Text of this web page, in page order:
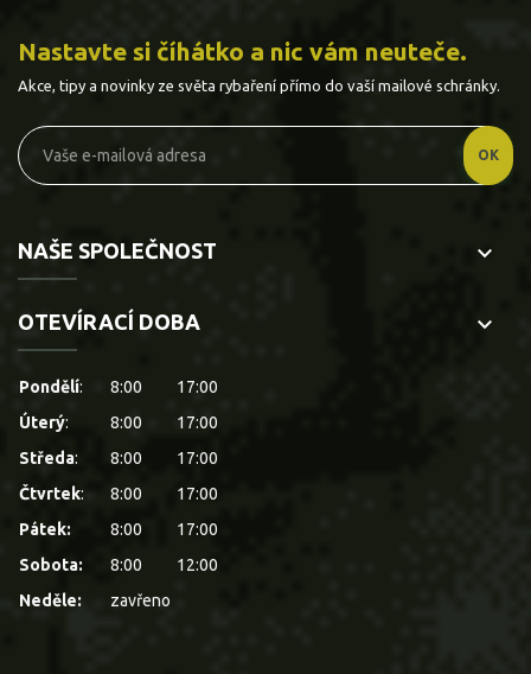
Nastavte si číhátko a nic vám neuteče.
Akce, tipy a novinky ze světa rybaření přímo do vaší mailové schránky.
NAŠE SPOLEČNOST keyboard_arrow_down
OTEVÍRACÍ DOBA keyboard_arrow_down
Pondělí: 8:00
17:00
Úterý: 8:00
17:00
Středa: 8:00
17:00
Čtvrtek: 8:00
17:00
Pátek:
8:00
17:00
Sobota:
8:00
12:00
Neděle:
zavřeno